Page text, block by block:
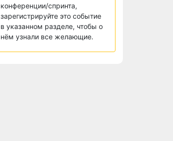
конференции/спринта,
зарегистрируйте это событие
в указанном разделе, чтобы о
нём узнали все желающие.